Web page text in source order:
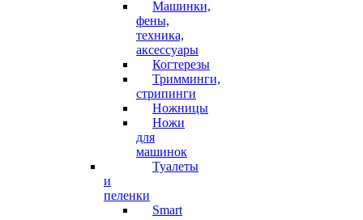
Машинки,
фены,
техника,
аксессуары
Когтерезы
Тримминги,
стрипинги
Ножницы
Ножи
для
машинок
Туалеты
и
пеленки
Smart